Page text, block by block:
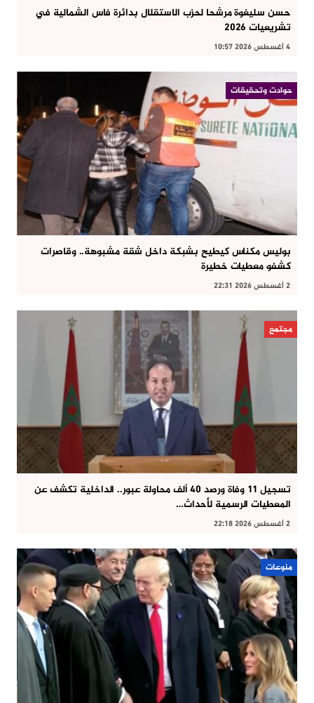
حسن سليغوة مرشحا لحزب الاستقلال بدائرة فاس الشمالية في
تشريعيات 2026
4 أغسطس 2026 10:57
حوادت وتحقيقات
بوليس مكناس كيطيح بشبكة داخل شقة مشبوهة.. وقاصرات
كشفو معطيات خطيرة
2 أغسطس 2026 22:31
مجتمع
تسجيل 11 وفاة ورصد 40 ألف محاولة عبور.. الداخلية تكشف عن
المعطيات الرسمية لأحداث…
2 أغسطس 2026 22:18
منوعات